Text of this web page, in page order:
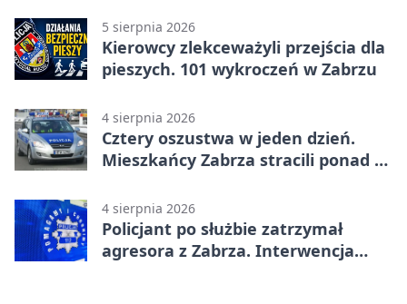
5 sierpnia 2026
Kierowcy zlekceważyli przejścia dla
pieszych. 101 wykroczeń w Zabrzu
4 sierpnia 2026
Cztery oszustwa w jeden dzień.
Mieszkańcy Zabrza stracili ponad 6
4 sierpnia 2026
Policjant po służbie zatrzymał
agresora z Zabrza. Interwencja